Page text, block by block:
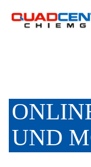
UND